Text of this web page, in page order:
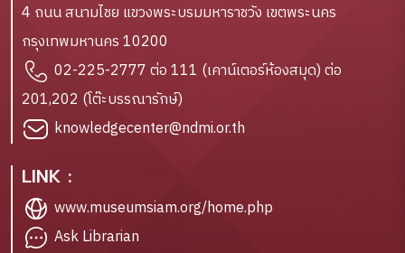
4 ถนน สนามไชย แขวงพระบรมมหาราชวัง เขตพระนคร
กรุงเทพมหานคร 10200
02-225-2777 ต่อ 111 (เคาน์เตอร์ห้องสมุด) ต่อ
201,202 (โต๊ะบรรณารักษ์)
knowledgecenter@ndmi.or.th
LINK :
www.museumsiam.org/home.php
Ask Librarian